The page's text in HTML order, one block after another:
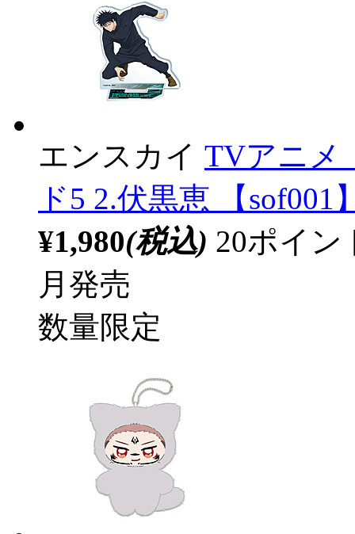
エンスカイ TVアニメ
ド5 2.伏黒恵 【sof001
¥1,980(税込) 20ポイ
月発売
数量限定